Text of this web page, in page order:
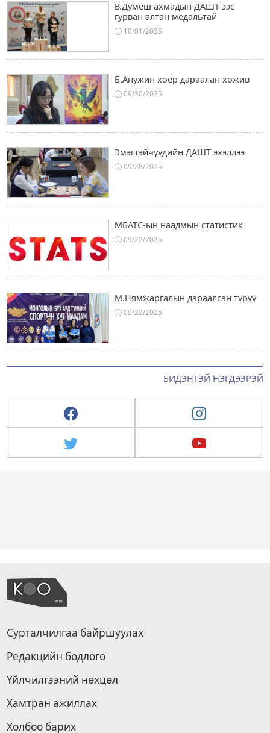
В.Думеш ахмадын ДАШТ-ээс
гурван алтан медальтай
10/01/2025
Б.Анужин хоёр дараалан хожив
09/30/2025
Эмэгтэйчүүдийн ДАШТ эхэллээ
09/28/2025
МБАТС-ын наадмын статистик
09/22/2025
М.Нямжаргалын дараалсан түрүү
09/22/2025
БИДЭНТЭЙ НЭГДЭЭРЭЙ
Сурталчилгаа байршуулах
Редакцийн бодлого
Үйлчилгээний нөхцөл
Хамтран ажиллах
Холбоо барих